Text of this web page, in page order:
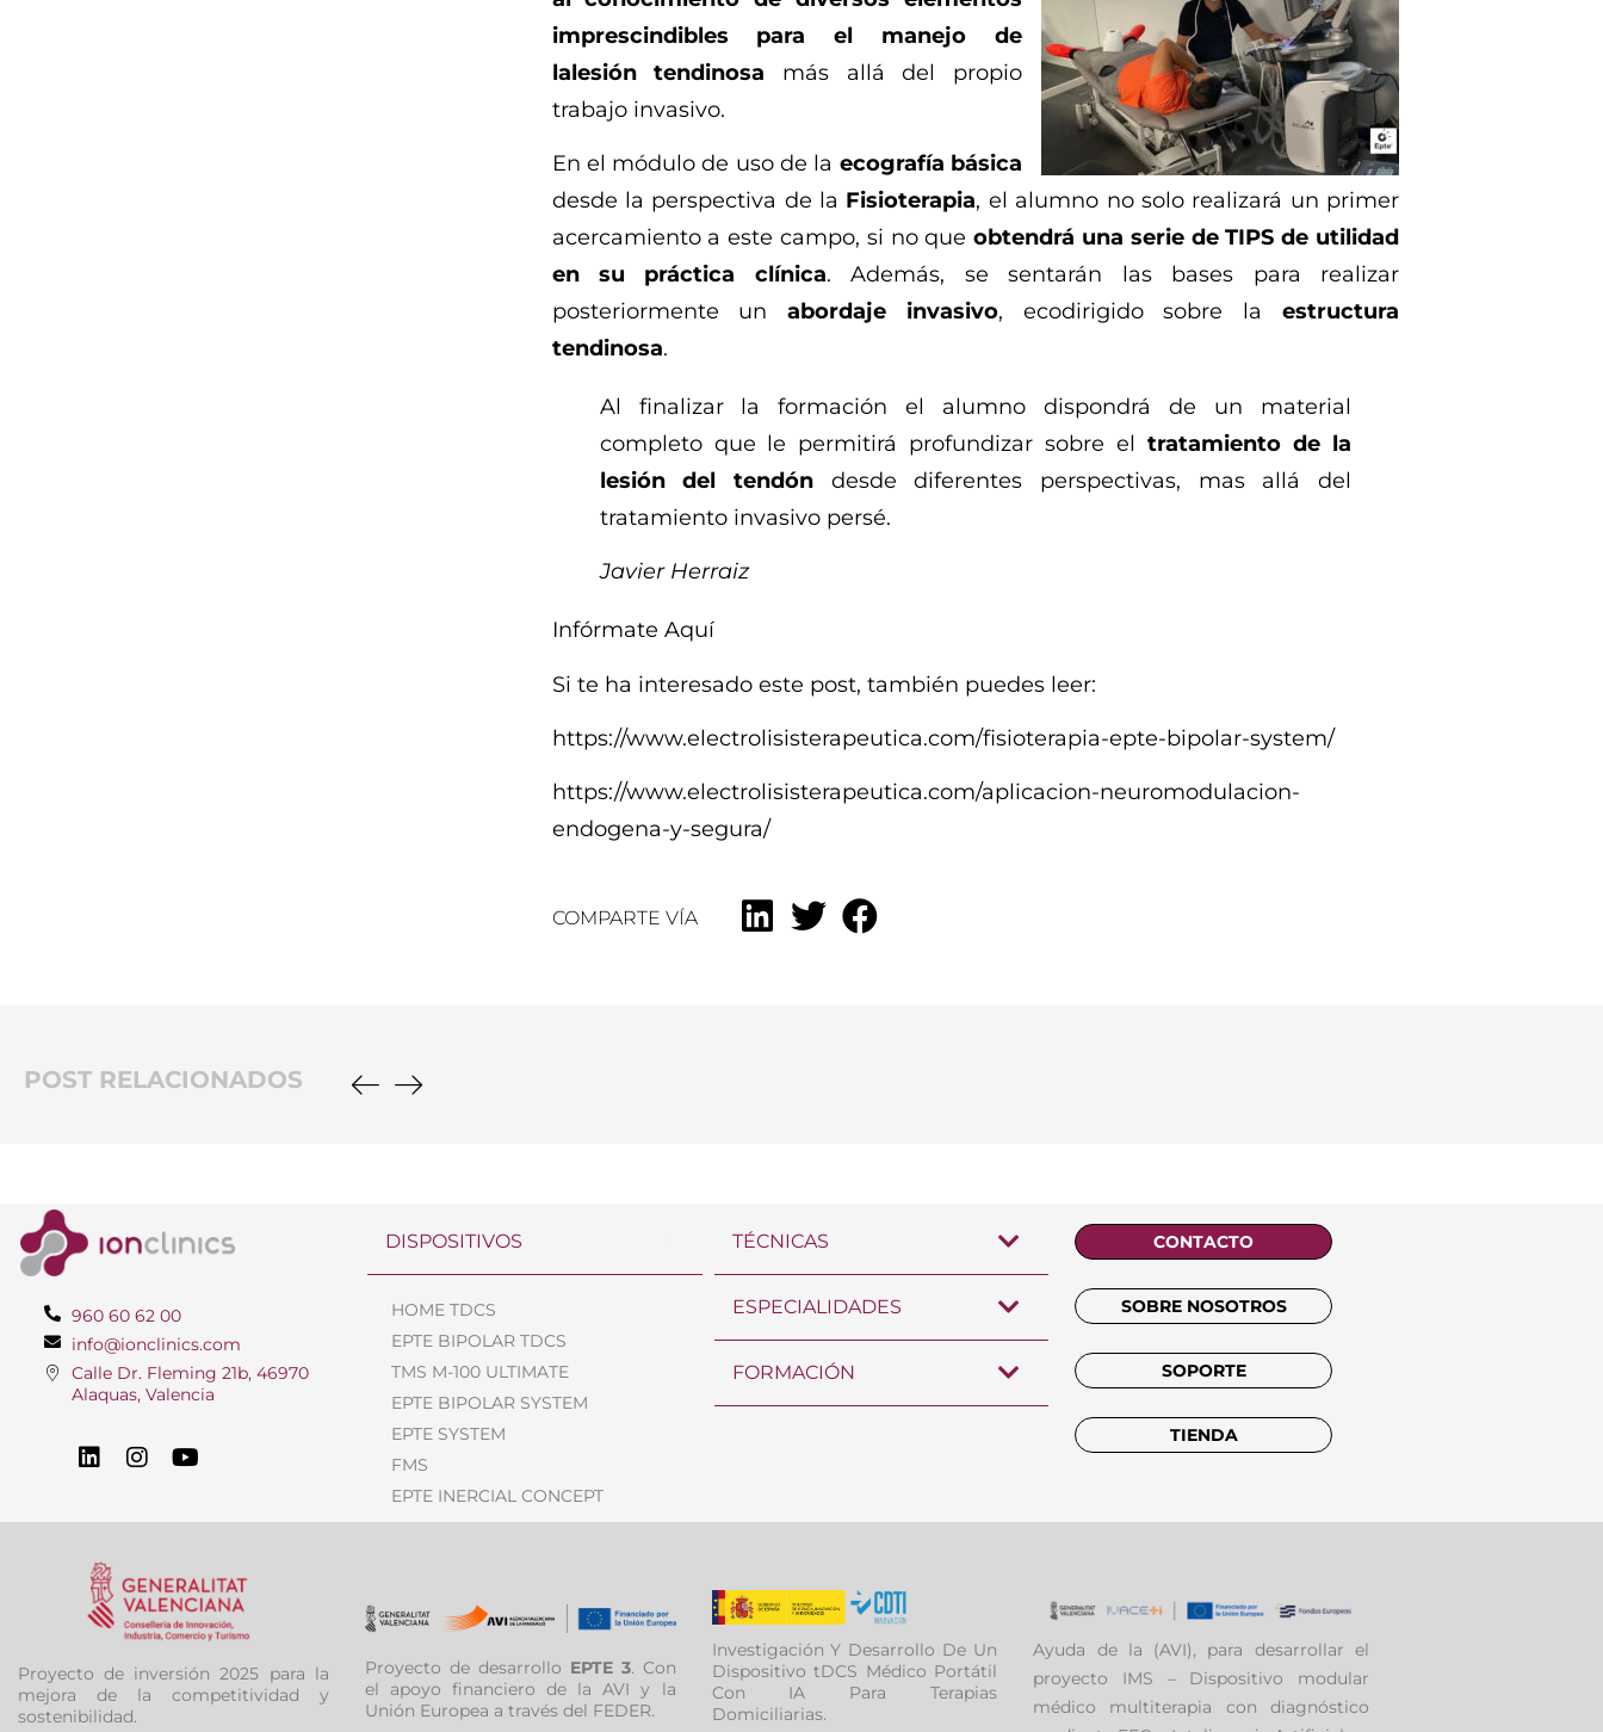
imprescindibles para el manejo de
lalesión tendinosa más allá del propio
trabajo invasivo.
En el módulo de uso de la ecografía básica
desde la perspectiva de la Fisioterapia, el alumno no solo realizará un primer
acercamiento a este campo, si no que obtendrá una serie de TIPS de utilidad
en su práctica clínica. Además, se sentarán las bases para realizar
posteriormente unabordaje invasivo, ecodirigido sobre la
estructura
tendinosa.
Al finalizar la formación el alumno dispondrá de un material
completo que le permitirá profundizar sobre el tratamiento de la
lesión del tendóndesde diferentes perspectivas, mas allá del
tratamiento invasivo persé.
Javier Herraiz
Infórmate Aquí
Si te ha interesado este post, también puedes leer:
https://www.electrolisisterapeutica.com/fisioterapia-epte-bipolar-system/
https://www.electrolisisterapeutica.com/aplicacion-neuromodulacion-
endogena-y-segura/
COMPARTE VÍA
POST RELACIONADOS
960 60 62 00
info@ionclinics.com
Calle Dr. Fleming 21b, 46970
Alaquas, Valencia
DISPOSITIVOS
HOME TDCS
EPTE BIPOLAR TDCS
TMS M-100 ULTIMATE
EPTE BIPOLAR SYSTEM
EPTE SYSTEM
FMS
EPTE INERCIAL CONCEPT
TÉCNICAS
ESPECIALIDADES
FORMACIÓN
CONTACTO
SOBRE NOSOTROS
SOPORTE
TIENDA
Proyecto de inversión 2025 para la
mejora de la competitividad y
sostenibilidad.
Proyecto de desarrollo EPTE 3. Con
el apoyo financiero de la AVI y la
Unión Europea a través del FEDER.
Investigación Y Desarrollo De Un
Dispositivo tDCS Médico Portátil
Con IA Para Terapias
Domiciliarias.
Ayuda de la (AVI), para desarrollar el
proyecto IMS – Dispositivo modular
médico multiterapia con diagnóstico